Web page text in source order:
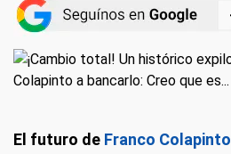
El futuro de Franco Colapinto